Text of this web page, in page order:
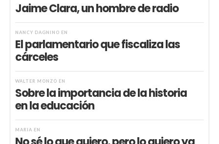
Jaime Clara, un hombre de radio
NANCY DAGNINO EN
El parlamentario que fiscaliza las
cárceles
WALTER MONZÓ EN
Sobre la importancia de la historia
en la educación
MARIA EN